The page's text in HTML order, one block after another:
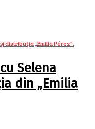
Selena
din „Emilia